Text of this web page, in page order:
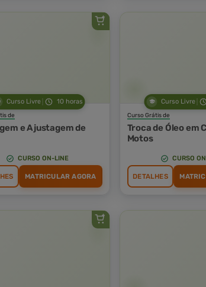
Curso Livre 10 horas
de
e Ajustagem de
CURSO ON-LINE
MATRICULAR AGORA
Curso Livre
Curso Grátis de
Troca de Óleo em
Motos
CURSO
DETALHES